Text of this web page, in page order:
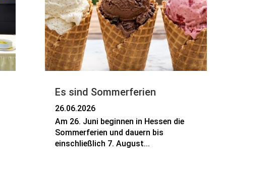
Es sind Sommerferien
26.06.2026
Am 26. Juni beginnen in Hessen die
Sommerferien und dauern bis
einschließlich 7. August...